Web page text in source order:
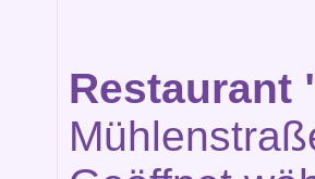
Restaurant